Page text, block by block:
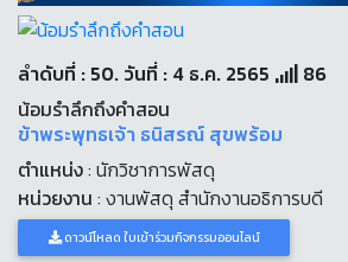
ลำดับที่ : 50. วันที่ : 4 ธ.ค. 2565
86
น้อมรำลึกถึงคำสอน
ข้าพระพุทธเจ้า ธนิสรณ์ สุขพร้อม
ตำแหน่ง: นักวิชาการพัสดุ
หน่วยงาน : งานพัสดุ สำนักงานอธิการบดี
ดาวน์โหลด ใบเข้าร่วมกิจกรรมออนไลน์